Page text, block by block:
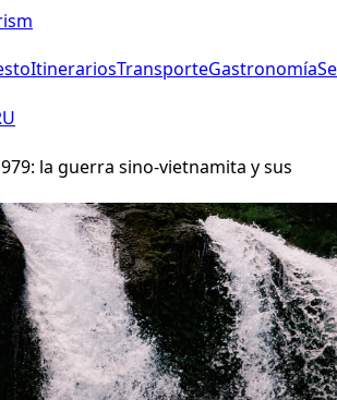
ItinerariosTransporteGastronomía
la guerra sino-vietnamita y sus